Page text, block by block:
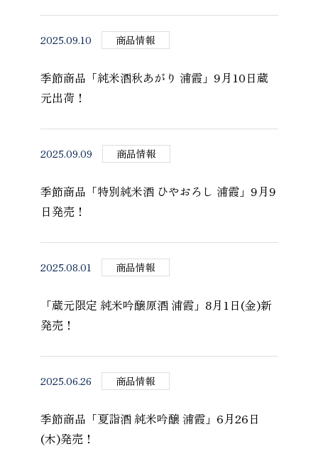
2025.09.10 商品情報
季節商品「純米酒秋あがり 浦霞」9月10日蔵
元出荷！
2025.09.09 商品情報
季節商品「特別純米酒 ひやおろし 浦霞」9月9
日発売！
2025.08.01 商品情報
「蔵元限定 純米吟醸原酒 浦霞」8月1日(金)新
発売！
2025.06.26 商品情報
季節商品「夏詣酒 純米吟醸 浦霞」6月26日
(木)発売！